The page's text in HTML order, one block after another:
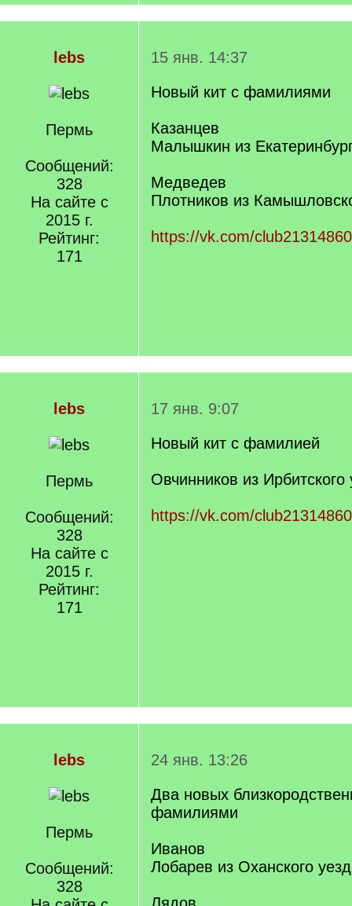
lebs
Пермь
Сообщений:
328
На сайте с
2015 г.
Рейтинг:
171
15 янв. 14:37
Новый кит с фамилиями
Казанцев
Малышкин из
Медведев
Плотников из
https://vk.com/
lebs
Пермь
Сообщений:
328
На сайте с
2015 г.
Рейтинг:
171
17 янв. 9:07
Новый кит с фамилией
Овчинников из Ирбитского
https://vk.com/
lebs
Пермь
Сообщений:
328
24 янв. 13:26
Два новых
фамилиями
Иванов
Лобарев из Оханского